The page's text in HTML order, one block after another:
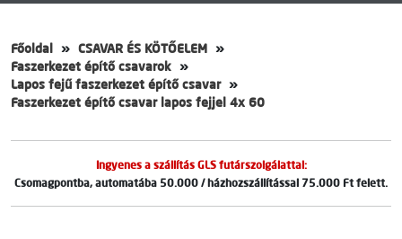
Főoldal
CSAVAR ÉS KÖTŐELEM
Faszerkezet építő csavarok
Lapos fejű faszerkezet építő csavar
Faszerkezet építő csavar lapos fejjel 4x 60
Ingyenes a szállítás GLS futárszolgálattal:
Csomagpontba, automatába 50.000 / házhozszállítással 75.000 Ft felett.